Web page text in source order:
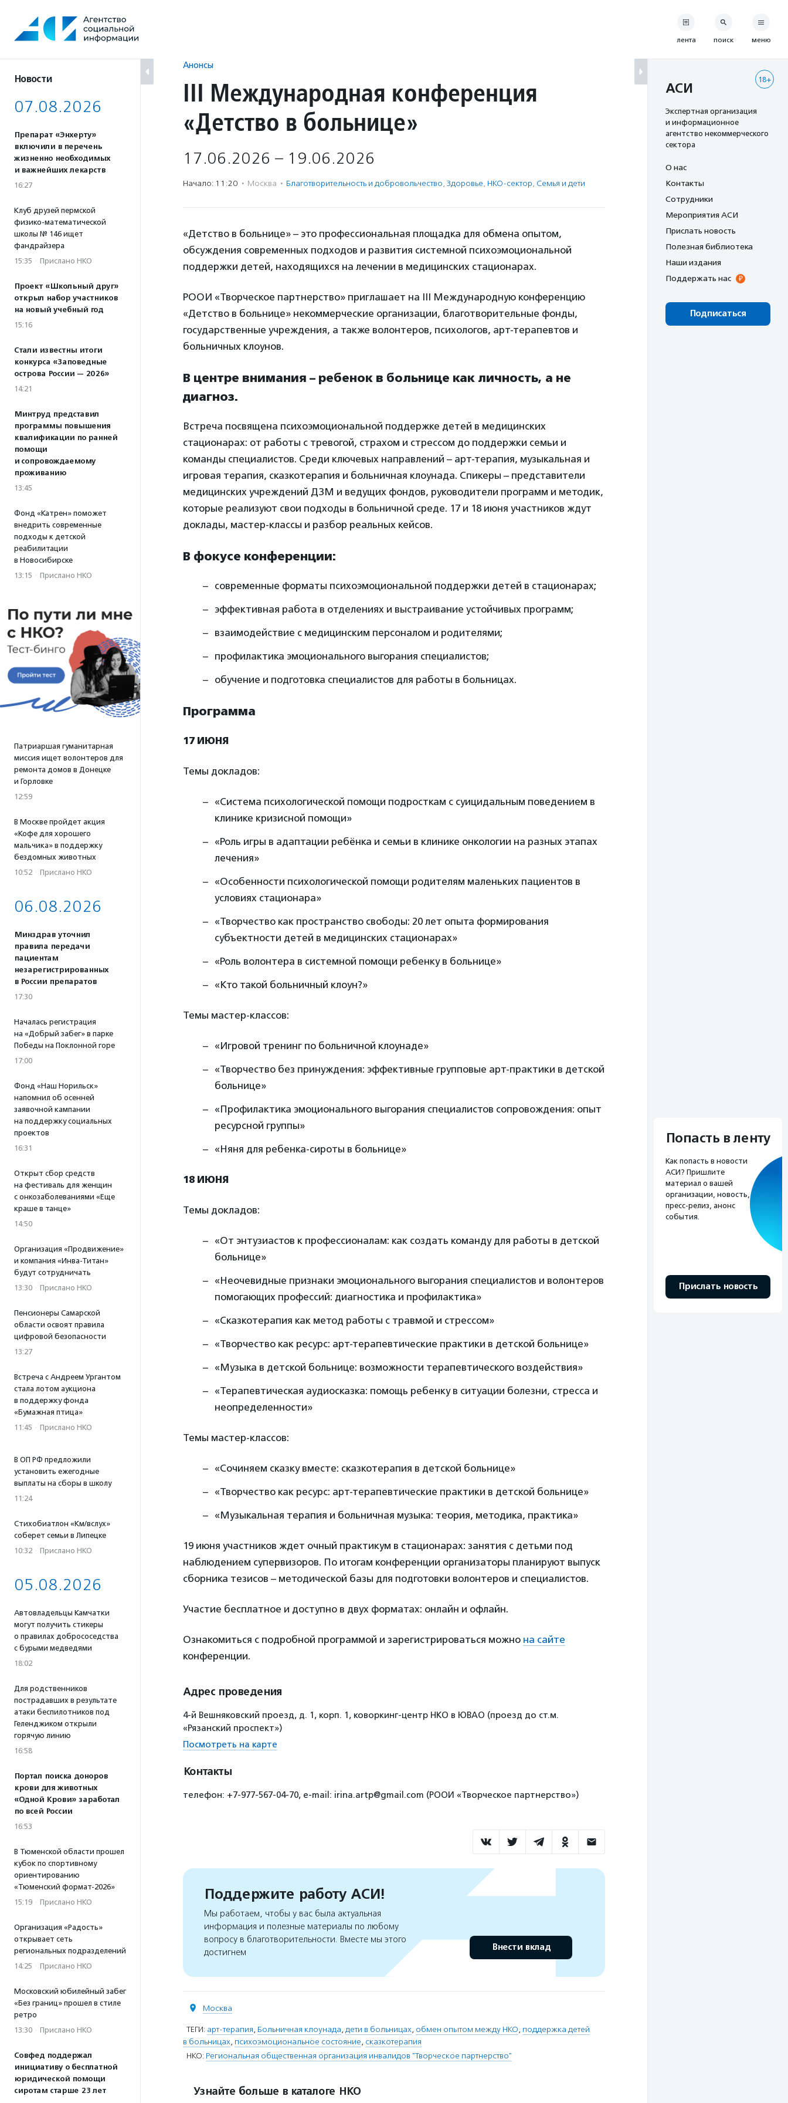
содержанию
Новости
07.08.2026
Препарат «Энхерту»
включили в перечень
жизненно необходимых
и важнейших лекарств
16:27
Клуб друзей пермской
физико-математической
школы № 146 ищет
фандрайзера
15:35 · Прислано НКО
Проект «Школьный друг»
открыл набор участников
на новый учебный год
15:16
Стали известны итоги
конкурса «Заповедные
острова России — 2026»
14:21
Минтруд представил
программы повышения
квалификации по ранней
помощи
и сопровождаемому
проживанию
13:45
Фонд «Катрен» поможет
внедрить современные
подходы к детской
реабилитации
в Новосибирске
13:15 · Прислано НКО
Патриаршая гуманитарная
миссия ищет волонтеров для
ремонта домов в Донецке
и Горловке
12:59
В Москве пройдет акция
«Кофе для хорошего
мальчика» в поддержку
бездомных животных
10:52 · Прислано НКО
06.08.2026
Минздрав уточнил
правила передачи
пациентам
незарегистрированных
в России препаратов
17:30
Началась регистрация
на «Добрый забег» в парке
Победы на Поклонной горе
17:00
Фонд «Наш Норильск»
напомнил об осенней
заявочной кампании
на поддержку социальных
проектов
16:31
Открыт сбор средств
на фестиваль для женщин
с онкозаболеваниями «Еще
краше в танце»
14:50
Организация «Продвижение»
и компания «Инва-Титан»
будут сотрудничать
13:30 · Прислано НКО
Пенсионеры Самарской
области освоят правила
цифровой безопасности
13:27
Встреча с Андреем Ургантом
стала лотом аукциона
в поддержку фонда
«Бумажная птица»
11:45 · Прислано НКО
В ОП РФ предложили
установить ежегодные
выплаты на сборы в школу
11:24
Стихобиатлон «Км/вслух»
соберет семьи в Липецке
10:32 · Прислано НКО
05.08.2026
Автовладельцы Камчатки
могут получить стикеры
о правилах добрососедства
с бурыми медведями
18:02
Для родственников
пострадавших в результате
атаки беспилотников под
Геленджиком открыли
горячую линию
16:58
Портал поиска доноров
крови для животных
«Одной Крови» заработал
по всей России
16:53
В Тюменской области прошел
кубок по спортивному
ориентированию
«Тюменский формат-2026»
15:19 · Прислано НКО
Организация «Радость»
открывает сеть
региональных подразделений
14:25 · Прислано НКО
Московский юбилейный забег
«Без границ» прошел в стиле
ретро
13:30 · Прислано НКО
Совфед поддержал
инициативу о бесплатной
юридической помощи
сиротам старше 23 лет
Анонсы
III Международная конференция
«Детство в больнице»
17.06.2026 – 19.06.2026
Начало: 11:20 · Москва · Благотвори­тель­ность и доброволь­чест­во, Здоровье, НКО-сектор, Семья и дети
«Детство в больнице» – это профессиональная площадка для обмена опытом,
обсуждения современных подходов и развития системной психоэмоциональной
поддержки детей, находящихся на лечении в медицинских стационарах.
РООИ «Творческое партнерство» приглашает на III Международную конференцию
«Детство в больнице» некоммерческие организации, благотворительные фонды,
государственные учреждения, а также волонтеров, психологов, арт-терапевтов и
больничных клоунов.
В центре внимания – ребенок в больнице как личность, а не
диагноз.
Встреча посвящена психоэмоциональной поддержке детей в медицинских
стационарах: от работы с тревогой, страхом и стрессом до поддержки семьи и
команды специалистов. Среди ключевых направлений – арт-терапия, музыкальная и
игровая терапия, сказкотерапия и больничная клоунада. Спикеры – представители
медицинских учреждений ДЗМ и ведущих фондов, руководители программ и методик,
которые реализуют свои подходы в больничной среде. 17 и 18 июня участников ждут
доклады, мастер-классы и разбор реальных кейсов.
В фокусе конференции:
современные форматы психоэмоциональной поддержки детей в стационарах;
эффективная работа в отделениях и выстраивание устойчивых программ;
взаимодействие с медицинским персоналом и родителями;
профилактика эмоционального выгорания специалистов;
обучение и подготовка специалистов для работы в больницах.
Программа
17 ИЮНЯ
Темы докладов:
«Система психологической помощи подросткам с суицидальным поведением в
клинике кризисной помощи»
«Роль игры в адаптации ребёнка и семьи в клинике онкологии на разных этапах
лечения»
«Особенности психологической помощи родителям маленьких пациентов в
условиях стационара»
«Творчество как пространство свободы: 20 лет опыта формирования
субъектности детей в медицинских стационарах»
«Роль волонтера в системной помощи ребенку в больнице»
«Кто такой больничный клоун?»
Темы мастер-классов:
«Игровой тренинг по больничной клоунаде»
«Творчество без принуждения: эффективные групповые арт-практики в детской
больнице»
«Профилактика эмоционального выгорания специалистов сопровождения: опыт
ресурсной группы»
«Няня для ребенка-сироты в больнице»
18 ИЮНЯ
Темы докладов:
«От энтузиастов к профессионалам: как создать команду для работы в детской
больнице»
«Неочевидные признаки эмоционального выгорания специалистов и волонтеров
помогающих профессий: диагностика и профилактика»
«Сказкотерапия как метод работы с травмой и стрессом»
«Творчество как ресурс: арт-терапевтические практики в детской больнице»
«Музыка в детской больнице: возможности терапевтического воздействия»
«Терапевтическая аудиосказка: помощь ребенку в ситуации болезни, стресса и
неопределенности»
Темы мастер-классов:
«Сочиняем сказку вместе: сказкотерапия в детской больнице»
«Творчество как ресурс: арт-терапевтические практики в детской больнице»
«Музыкальная терапия и больничная музыка: теория, методика, практика»
19 июня участников ждет очный практикум в стационарах: занятия с детьми под
наблюдением супервизоров. По итогам конференции организаторы планируют выпуск
сборника тезисов – методической базы для подготовки волонтеров и специалистов.
Участие бесплатное и доступно в двух форматах: онлайн и офлайн.
Ознакомиться с подробной программой и зарегистрироваться можно на сайте
конференции.
Адрес проведения
4-й Вешняковский проезд, д. 1, корп. 1, коворкинг-центр НКО в ЮВАО (проезд до ст.м.
«Рязанский проспект»)
Посмотреть на карте
Контакты
телефон: +7-977-567-04-70, e-mail: irina.artp@gmail.com (РООИ «Творческое партнерство»)
Поддержите работу АСИ!
Мы работаем, чтобы у вас была актуальная
информация и полезные материалы по любому
вопросу в благотворительности. Вместе мы этого
достигнем
Внести вклад
Москва
ТЕГИ: арт-терапия, Больничная клоунада, дети в больницах, обмен опытом между НКО, поддержка детей
в больницах, психоэмоциональное состояние, сказкотерапия
НКО: Региональная общественная организация инвалидов "Творческое партнерство"
Узнайте больше в каталоге НКО
лента поиск меню
18+
АСИ
Экспертная организация
и информационное
агентство некоммерческого
сектора
О нас
Контакты
Сотрудники
Мероприятия АСИ
Прислать новость
Полезная библиотека
Наши издания
Поддержать нас
Подписаться
Попасть в ленту
Как попасть в новости
АСИ? Пришлите
материал о вашей
организации, новость,
пресс-релиз, анонс
события.
Прислать новость